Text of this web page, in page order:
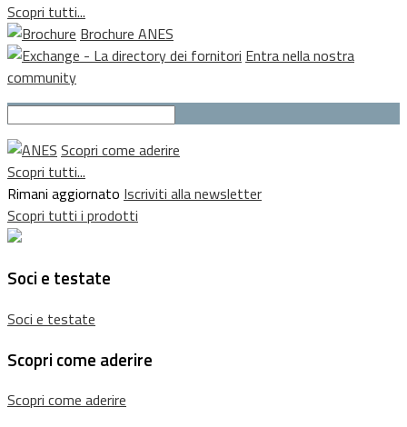
Scopri tutti...
Brochure ANES
Entra nella nostra
community
Scopri come aderire
Scopri tutti...
Rimani aggiornato Iscriviti alla newsletter
Scopri tutti i prodotti
Soci e testate
Soci e testate
Scopri come aderire
Scopri come aderire